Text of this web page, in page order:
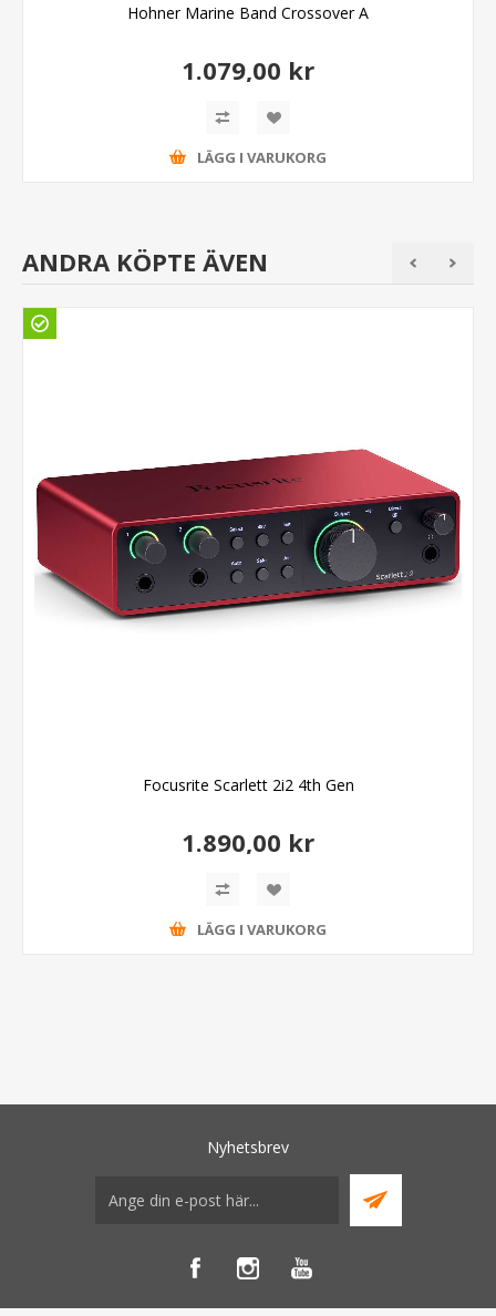
Hohner Marine Band Crossover A
1.079,00 kr
LÄGG I VARUKORG
ANDRA KÖPTE ÄVEN
Focusrite Scarlett 2i2 4th Gen
1.890,00 kr
LÄGG I VARUKORG
Nyhetsbrev